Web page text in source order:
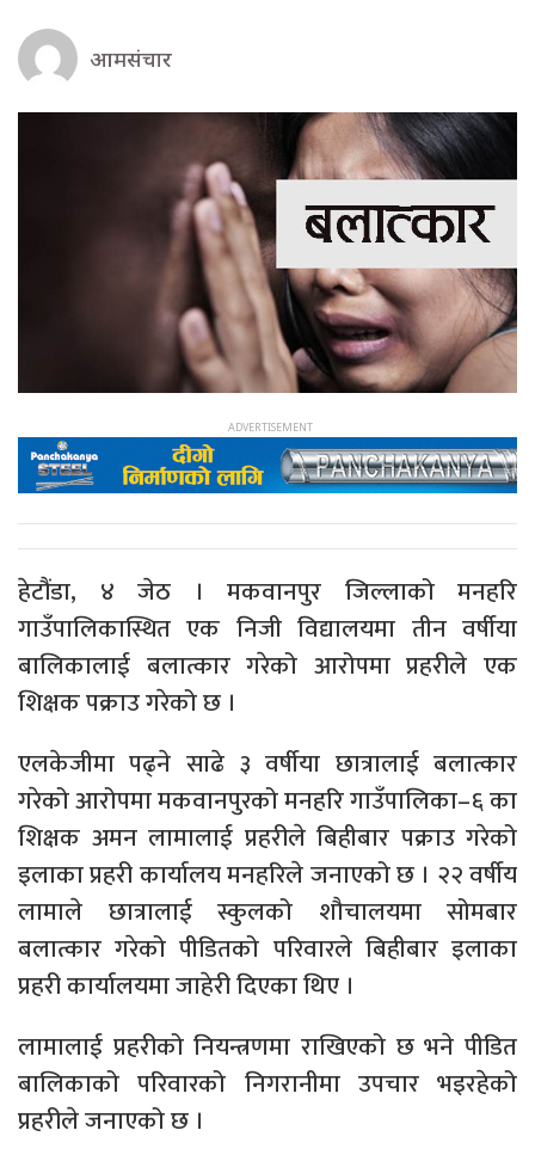
आमसंचार
हेटौंडा, ४ जेठ । मकवानपुर जिल्लाको मनहरि
गाउँपालिकास्थित एक निजी विद्यालयमा तीन वर्षीया
बालिकालाई बलात्कार गरेको आरोपमा प्रहरीले एक
शिक्षक पक्राउ गरेको छ ।
एलकेजीमा पढ्ने साढे ३ वर्षीया छात्रालाई बलात्कार
गरेको आरोपमा मकवानपुरको मनहरि गाउँपालिका–६ का
शिक्षक अमन लामालाई प्रहरीले बिहीबार पक्राउ गरेको
इलाका प्रहरी कार्यालय मनहरिले जनाएको छ । २२ वर्षीय
लामाले छात्रालाई स्कुलको शौचालयमा सोमबार
बलात्कार गरेको पीडितको परिवारले बिहीबार इलाका
प्रहरी कार्यालयमा जाहेरी दिएका थिए ।
लामालाई प्रहरीको नियन्त्रणमा राखिएको छ भने पीडित
बालिकाको परिवारको निगरानीमा उपचार भइरहेको
प्रहरीले जनाएको छ ।